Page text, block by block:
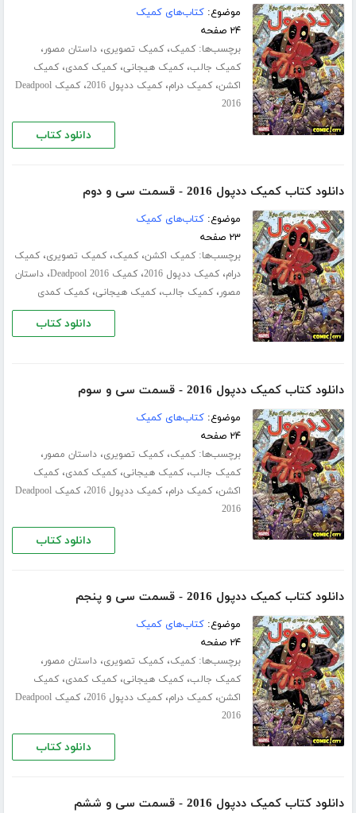
موضوع:کتاب‌های کمیک
۲۴ صفحه
برچسب‌ها:کمیک،کمیک تصویری،داستان مصور،
کمیک جالب،کمیک هیجانی،کمیک کمدی،کمیک
اکشن،کمیک درام،کمیک ددپول 2016 ،
کمیک Deadpool
2016
دانلود کتاب
دانلود کتاب کمیک ددپول 2016 - قسمت سی‌ و دوم
موضوع:کتاب‌های کمیک
۲۳ صفحه
برچسب‌ها:کمیک اکشن،کمیک،کمیک تصویری،کمیک
درام،کمیک ددپول 2016 ،کمیک Deadpool 2016 ،داستان
مصور،کمیک جالب،کمیک هیجانی،کمیک کمدی
دانلود کتاب
دانلود کتاب کمیک ددپول 2016 - قسمت سی‌ و سوم
موضوع:کتاب‌های کمیک
۲۴ صفحه
برچسب‌ها:کمیک،کمیک تصویری،داستان مصور،
کمیک جالب،کمیک هیجانی،کمیک کمدی،کمیک
اکشن،کمیک درام،کمیک ددپول 2016 ،
کمیک Deadpool
2016
دانلود کتاب
دانلود کتاب کمیک ددپول 2016 - قسمت سی‌ و پنجم
موضوع:کتاب‌های کمیک
۲۴ صفحه
برچسب‌ها:کمیک،کمیک تصویری،داستان مصور،
کمیک جالب،کمیک هیجانی،کمیک کمدی،کمیک
اکشن،کمیک درام،کمیک ددپول 2016 ،
کمیک Deadpool
2016
دانلود کتاب
دانلود کتاب کمیک ددپول 2016 - قسمت سی‌ و ششم